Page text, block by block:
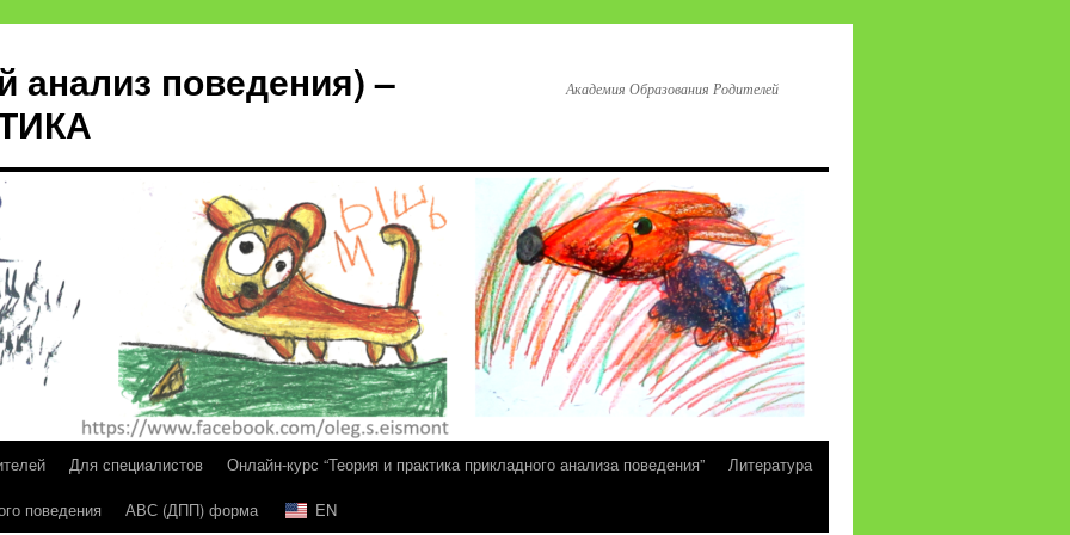
анализ поведения) –
Академия Образования Родителей
Для специалистов Онлайн-курс “Теория и практика прикладного анализа поведения”
Литература
поведения АВС (ДПП) форма EN